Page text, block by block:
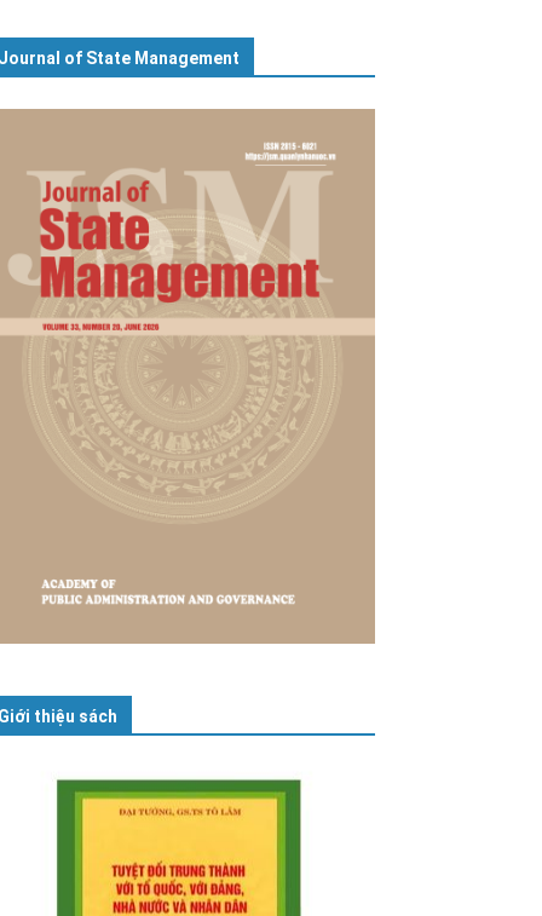
Journal of State Management
Giới thiệu sách